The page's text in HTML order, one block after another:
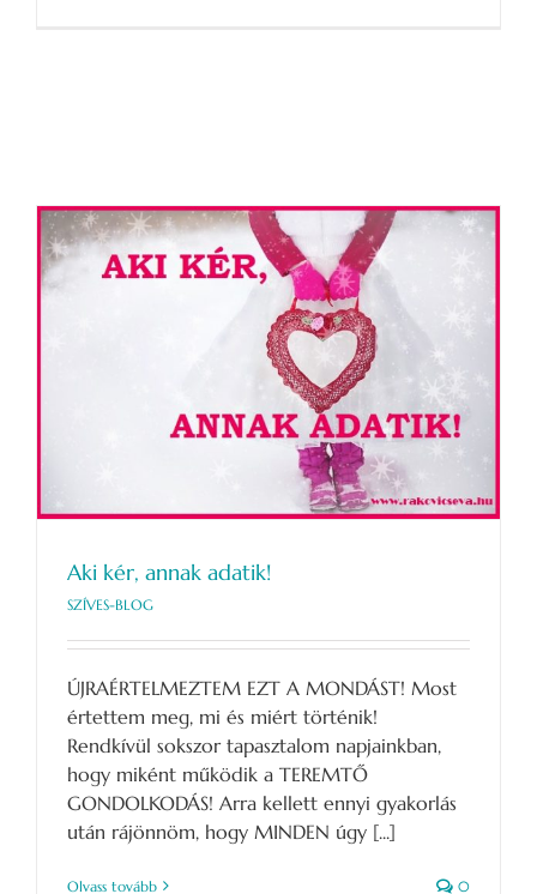
Aki kér, annak adatik!
SZÍVES-BLOG
ÚJRAÉRTELMEZTEM EZT A MONDÁST! Most
értettem meg, mi és miért történik!
Rendkívül sokszor tapasztalom napjainkban,
hogy miként működik a TEREMTŐ
GONDOLKODÁS! Arra kellett ennyi gyakorlás
után rájönnöm, hogy MINDEN úgy [...]
Olvass tovább 0